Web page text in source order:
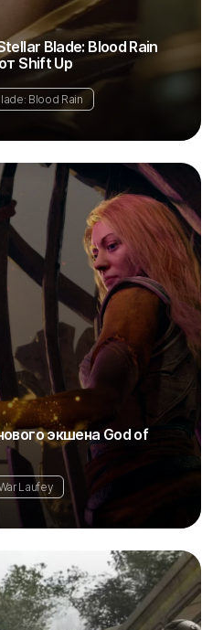
Blade: Blood Rain
Shift Up
Blood Rain
экшена God of
Laufey